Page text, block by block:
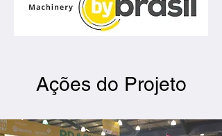
Ações do Projeto